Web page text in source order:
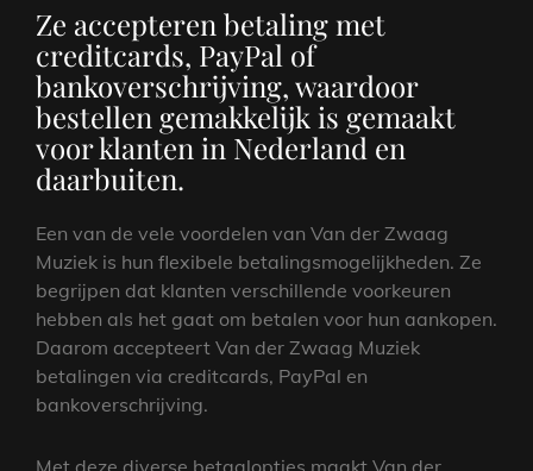
Ze accepteren betaling met
creditcards, PayPal of
bankoverschrijving, waardoor
bestellen gemakkelijk is gemaakt
voor klanten in Nederland en
daarbuiten.
Een van de vele voordelen van Van der Zwaag
Muziek is hun flexibele betalingsmogelijkheden. Ze
begrijpen dat klanten verschillende voorkeuren
hebben als het gaat om betalen voor hun aankopen.
Daarom accepteert Van der Zwaag Muziek
betalingen via creditcards, PayPal en
bankoverschrijving.
Met deze diverse betaalopties maakt Van der